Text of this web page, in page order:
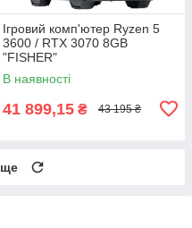
Ігровий комп'ютер Ryzen 5
3600 / RTX 3070 8GB
"FISHER"
В наявності
41 899,15 ₴ 43 195 ₴
ще